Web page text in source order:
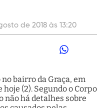
de 2018 às 13:20
bairro da Graça, em
(2). Segundo o Corpo
não há detalhes sobre